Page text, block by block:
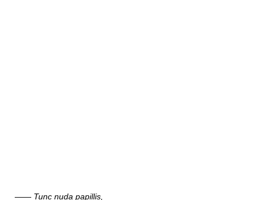
—— Tunc nuda papillis,